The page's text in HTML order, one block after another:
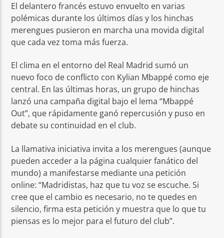
El delantero francés estuvo envuelto en varias
polémicas durante los últimos días y los hinchas
merengues pusieron en marcha una movida digital
que cada vez toma más fuerza.
El clima en el entorno del Real Madrid sumó un
nuevo foco de conflicto con Kylian Mbappé como eje
central. En las últimas horas, un grupo de hinchas
lanzó una campaña digital bajo el lema “Mbappé
Out”, que rápidamente ganó repercusión y puso en
debate su continuidad en el club.
La llamativa iniciativa invita a los merengues (aunque
pueden acceder a la página cualquier fanático del
mundo) a manifestarse mediante una petición
online: “Madridistas, haz que tu voz se escuche. Si
cree que el cambio es necesario, no te quedes en
silencio, firma esta petición y muestra que lo que tu
piensas es lo mejor para el futuro del club”.